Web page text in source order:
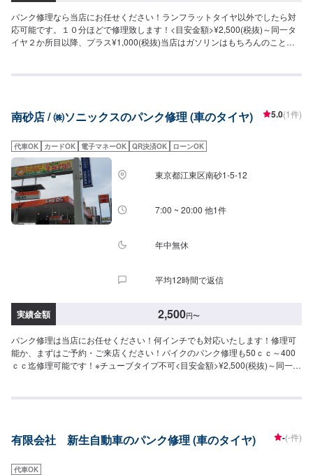
パンク修理なら当店にお任せください！ランフラットタイヤ以外でしたら対
応可能です。１０分ほどで修理致します！<目安金額>¥2,500(税抜)～同一タ
イヤ２か所目以降、プラス¥1,000(税抜)当店はガソリンはもちろんのこと、
ンタカーもやっております！また、ENEOSアプリをダウンロードしていただ
客様の愛車のメンテナンスは当店にお任せください。
南砂店 / ㈱ソニックスのパンク修理 (車のタイヤ) 5.0(1件)
代車OK カードOK 電子マネーOK QR決済OK ローンOK
東京都江東区南砂1-5-12
7:00 ~ 20:00 他1件
年中無休
平均12時間で返信
実績金額 2,500円〜
パンク修理は当店にお任せください！何インチでも対応いたします！修理可
能か、まずはご予約・ご来店ください！バイクのパンク修理も50ｃｃ～400
ｃｃ迄修理可能です！※チューブタイプ不可<目安金額>¥2,500(税抜)～同一タ
なっております。ガソリン供給はもちろんのことコーティング、板金、車
有限会社 新生自動車のパンク修理 (車のタイヤ) -(-件)
代車OK